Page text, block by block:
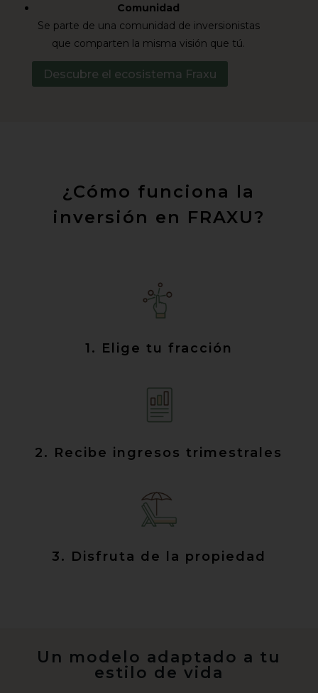
Comunidad
Se parte de una comunidad de inversionistas
que comparten la misma visión que tú.
Descubre el ecosistema Fraxu
¿Cómo funciona la
inversión en FRAXU?
1. Elige tu fracción
2. Recibe ingresos trimestrales
3. Disfruta de la propiedad
Un modelo adaptado a tu
estilo de vida